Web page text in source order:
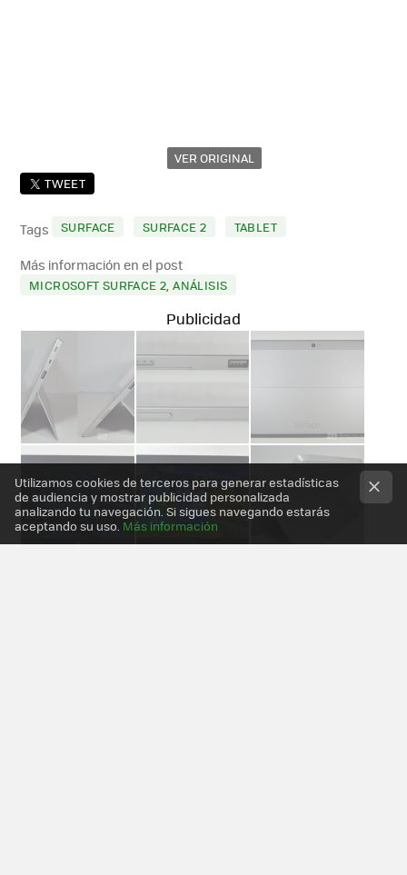
VER ORIGINAL
TWEET
Tags SURFACE SURFACE 2 TABLET
Más información en el post
MICROSOFT SURFACE 2, ANÁLISIS
Utilizamos cookies de terceros para generar estadísticas
de audiencia y mostrar publicidad personalizada
analizando tu navegación. Si sigues navegando estarás
aceptando su uso. Más información